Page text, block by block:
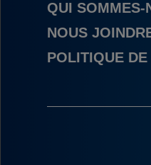
QUI SOMMES-
NOUS
POLITIQUE